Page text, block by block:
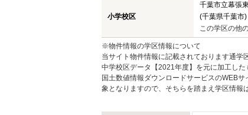
小学校区
千葉市立幕張
(千葉県千葉市)
この学区の他
※物件情報の学区情報について
当サイト物件情報に記載されております通
中学校区データ【2021年度】を元に加工し
国土数値情報ダウンロードサービスのWEB
象となりますので、そちらを踏まえ学区情報